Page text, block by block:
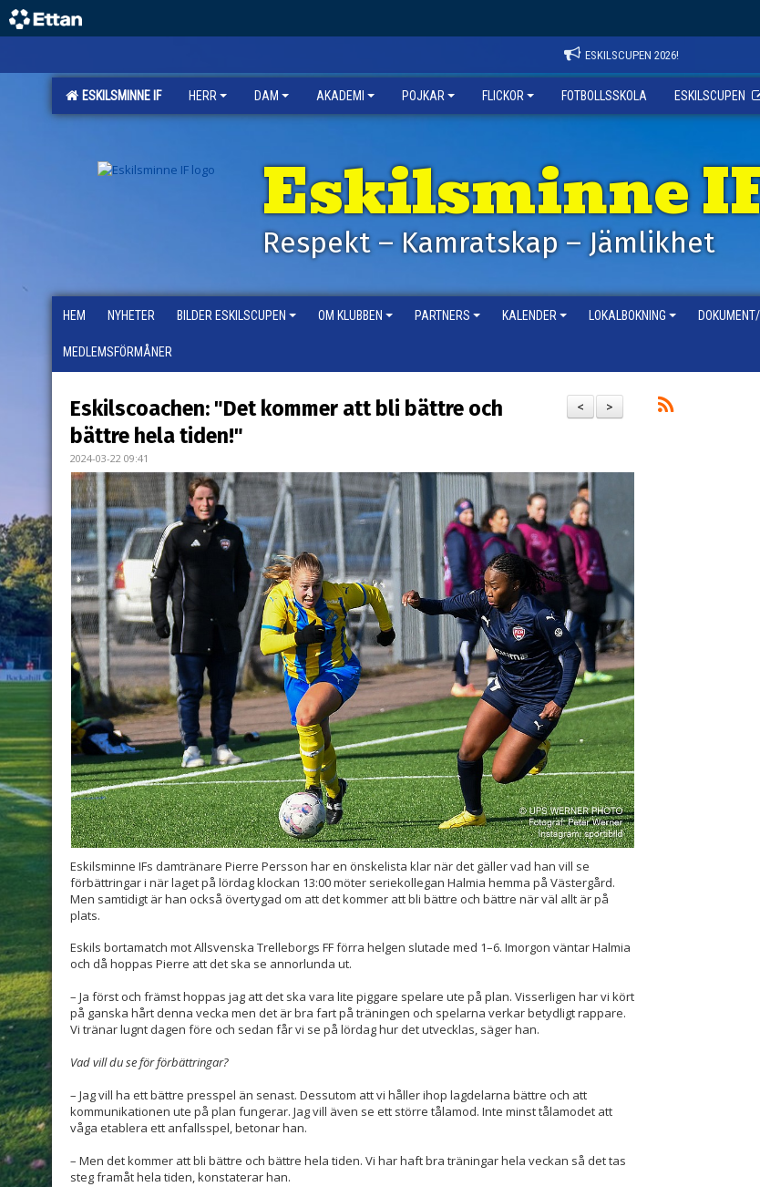
ESKILSCUPEN 2026!
ESKILSMINNE IF HERR DAM AKADEMI POJKAR FLICKOR FOTBOLLSSKOLA ESKILSCUPEN
Eskilsminne
Respekt – Kamratskap – Jämlikhet
HEM NYHETER BILDER ESKILSCUPEN OM KLUBBEN PARTNERS KALENDER LOKALBOKNING
MEDLEMSFÖRMÅNER
>
<
Eskilscoachen: "Det kommer att bli bättre och
bättre hela tiden!"
2024-03-22 09:41
Eskilsminne IFs damtränare Pierre Persson har en önskelista klar när det gäller vad han vill se
förbättringar i när laget på lördag klockan 13:00 möter seriekollegan Halmia hemma på Västergård.
Men samtidigt är han också övertygad om att det kommer att bli bättre och bättre när väl allt är på
plats.
Eskils bortamatch mot Allsvenska Trelleborgs FF förra helgen slutade med 1–6. Imorgon väntar Halmia
och då hoppas Pierre att det ska se annorlunda ut.
– Ja först och främst hoppas jag att det ska vara lite piggare spelare ute på plan. Visserligen har vi kört
på ganska hårt denna vecka men det är bra fart på träningen och spelarna verkar betydligt rappare.
Vi tränar lugnt dagen före och sedan får vi se på lördag hur det utvecklas, säger han.
Vad vill du se för förbättringar?
– Jag vill ha ett bättre presspel än senast. Dessutom att vi håller ihop lagdelarna bättre och att
kommunikationen ute på plan fungerar. Jag vill även se ett större tålamod. Inte minst tålamodet att
våga etablera ett anfallsspel, betonar han.
– Men det kommer att bli bättre och bättre hela tiden. Vi har haft bra träningar hela veckan så det tas
steg framåt hela tiden, konstaterar han.